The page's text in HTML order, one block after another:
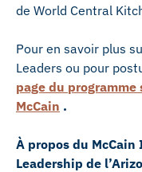
de World Central
Pour en savoir plus
Leaders ou pour
page du
McCain .
À propos du
Leadership de